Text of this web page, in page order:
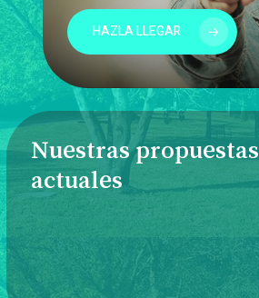
HAZLA LLEGAR
Nuestras propuestas
actuales